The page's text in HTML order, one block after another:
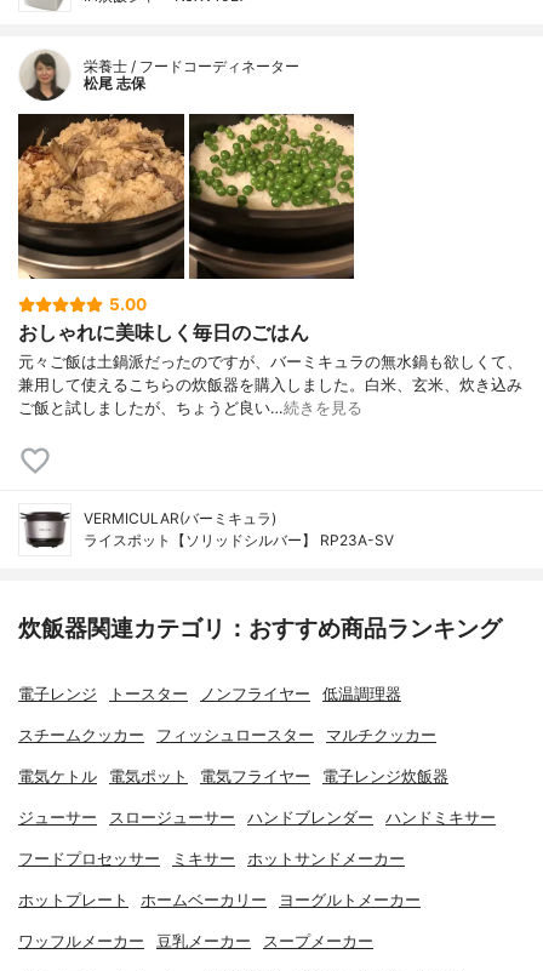
栄養士 / フードコーディネーター
松尾 志保
5.00
おしゃれに美味しく毎日のごはん
元々ご飯は土鍋派だったのですが、バーミキュラの無水鍋も欲しくて、
兼用して使えるこちらの炊飯器を購入しました。白米、玄米、炊き込み
ご飯と試しましたが、ちょうど良い…続きを見る
VERMICULAR(バーミキュラ)
ライスポット【ソリッドシルバー】 RP23A-SV
炊飯器関連カテゴリ：おすすめ商品ランキング
電子レンジ トースター ノンフライヤー 低温調理器
スチームクッカー フィッシュロースター マルチクッカー
電気ケトル 電気ポット 電気フライヤー 電子レンジ炊飯器
ジューサー スロージューサー ハンドブレンダー ハンドミキサー
フードプロセッサー ミキサー ホットサンドメーカー
ホットプレート ホームベーカリー ヨーグルトメーカー
ワッフルメーカー 豆乳メーカー スープメーカー